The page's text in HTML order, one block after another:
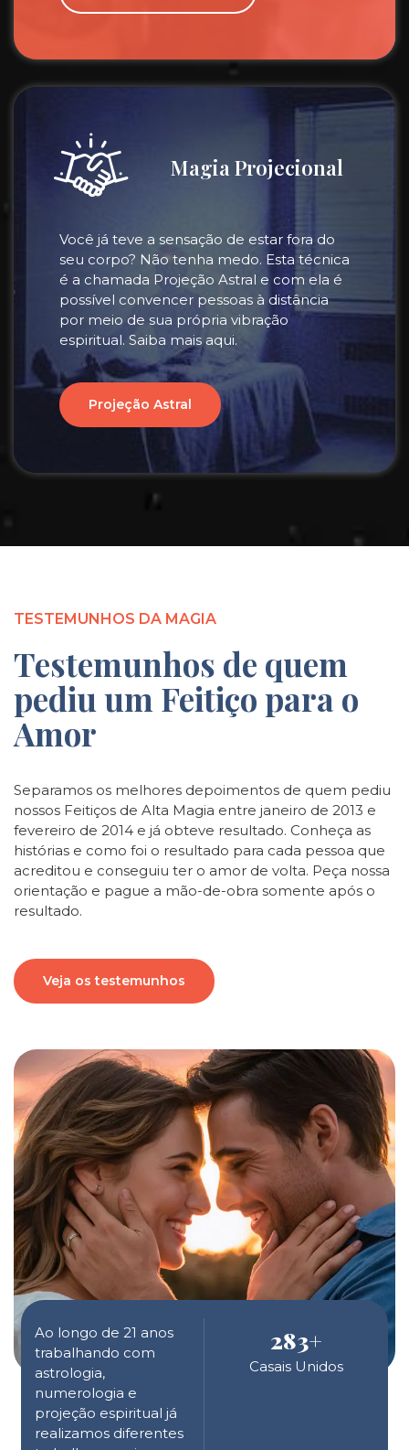
Magia Projecional
Você já teve a sensação de estar fora do
seu corpo? Não tenha medo. Esta técnica
é a chamada Projeção Astral e com ela é
possível convencer pessoas à distância
por meio de sua própria vibração
espiritual. Saiba mais aqui.
Projeção Astral
Ao longo de 21 anos
trabalhando com
astrologia,
numerologia e
projeção espiritual já
realizamos diferentes
283+
Casais Unidos
TESTEMUNHOS DA MAGIA
Testemunhos de quem
pediu um Feitiço para o
Amor
Separamos os melhores depoimentos de quem pediu
nossos Feitiços de Alta Magia entre janeiro de 2013 e
fevereiro de 2014 e já obteve resultado. Conheça as
histórias e como foi o resultado para cada pessoa que
acreditou e conseguiu ter o amor de volta. Peça nossa
orientação e pague a mão-de-obra somente após o
resultado.
Veja os testemunhos